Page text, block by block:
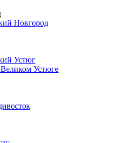
Новгород
Устюг
Устюге